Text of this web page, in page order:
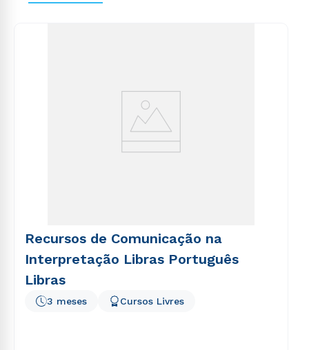
Recursos de Comunicação na
Interpretação Libras Português
Libras
3 meses Cursos Livres